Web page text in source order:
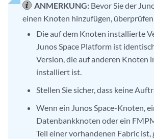
ANMERKUNG: Bevor Sie der
einen Knoten hinzufügen, überprüfen
Die auf dem Knoten installierte
Junos Space Platform ist
Version, die auf anderen Knoten
installiert ist.
Stellen Sie sicher, dass keine
Wenn ein Junos Space-Knoten,
Datenbankknoten oder ein
Teil einer vorhandenen Fabric